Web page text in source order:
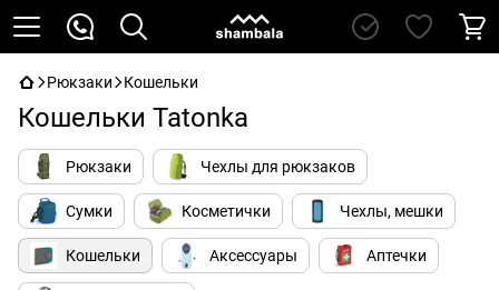
Рюкзаки Кошельки
Кошельки Tatonka
Рюкзаки Чехлы для рюкзаков
Сумки Косметички Чехлы, мешки
Кошельки Аксессуары Аптечки